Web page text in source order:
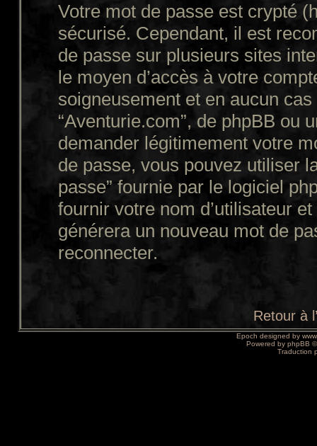
Votre mot de passe est crypté
sécurisé. Cependant, il est
de passe sur plusieurs sites
le moyen d’accès à votre
soigneusement et en aucun
“Aventurie.com”, de phpBB ou
demander légitimement votre
de passe, vous pouvez utiliser
passe” fournie par le logiciel
fournir votre nom d’utilisateur
générera un nouveau mot de
reconnecter.
Retour à
Epoch designed by
Powered by phpBB
Traduction